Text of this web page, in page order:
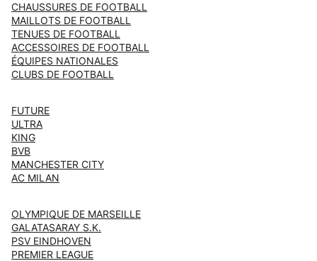
CHAUSSURES DE FOOTBALL
MAILLOTS DE FOOTBALL
TENUES DE FOOTBALL
ACCESSOIRES DE FOOTBALL
ÉQUIPES NATIONALES
CLUBS DE FOOTBALL
FUTURE
ULTRA
KING
BVB
MANCHESTER CITY
AC MILAN
OLYMPIQUE DE MARSEILLE
GALATASARAY S.K.
PSV EINDHOVEN
PREMIER LEAGUE